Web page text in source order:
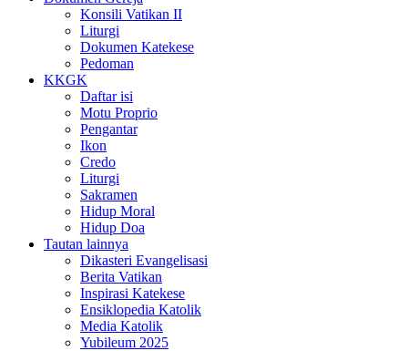
Konsili Vatikan II
Liturgi
Dokumen Katekese
Pedoman
KKGK
Daftar isi
Motu Proprio
Pengantar
Ikon
Credo
Liturgi
Sakramen
Hidup Moral
Hidup Doa
Tautan lainnya
Dikasteri Evangelisasi
Berita Vatikan
Inspirasi Katekese
Ensiklopedia Katolik
Media Katolik
Yubileum 2025